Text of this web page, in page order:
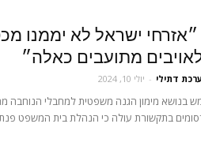
״אזרחי ישראל לא יממנו
מתועבים כאלה״
דתילי - יולי 10, 2024
בנושא מימון הגנה משפטית למחבלי הנוחבה
בתקשורת עולה כי הנהלת בית המשפט